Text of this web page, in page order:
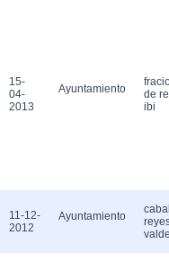
15-
04-
2013
Ayuntamiento
de
ibi
11-12-
2012
Ayuntamiento